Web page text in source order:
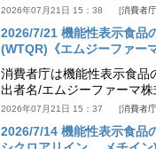
2026年07月21日 15：38 消費者庁
2026/7/21 機能性表示食品
(WTQR)《エムジーファー
消費者庁は機能性表示食品
出者名/エムジーファーマ
2026年07月21日 15：37 消費者庁
2026/7/14 機能性表示食品